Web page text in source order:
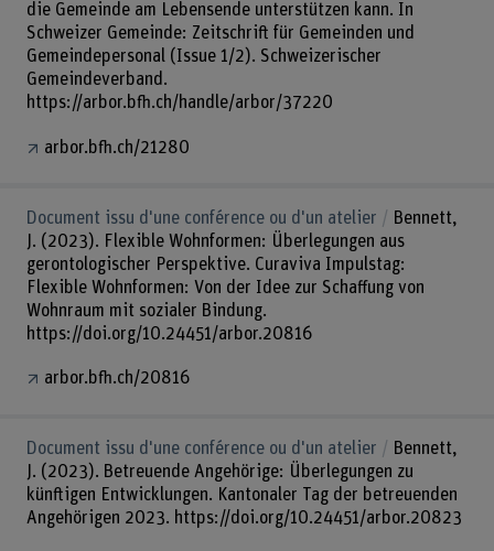
die Gemeinde am Lebensende unterstützen kann. In
Schweizer Gemeinde: Zeitschrift für Gemeinden und
Gemeindepersonal (Issue 1/2). Schweizerischer
Gemeindeverband.
https://arbor.bfh.ch/handle/arbor/37220
arbor.bfh.ch/21280
Document issu d'une conférence ou d'un atelier
Bennett,
J. (2023). Flexible Wohnformen: Überlegungen aus
gerontologischer Perspektive. Curaviva Impulstag:
Flexible Wohnformen: Von der Idee zur Schaffung von
Wohnraum mit sozialer Bindung.
https://doi.org/10.24451/arbor.20816
arbor.bfh.ch/20816
Document issu d'une conférence ou d'un atelier
Bennett,
J. (2023). Betreuende Angehörige: Überlegungen zu
künftigen Entwicklungen. Kantonaler Tag der betreuenden
Angehörigen 2023. https://doi.org/10.24451/arbor.20823